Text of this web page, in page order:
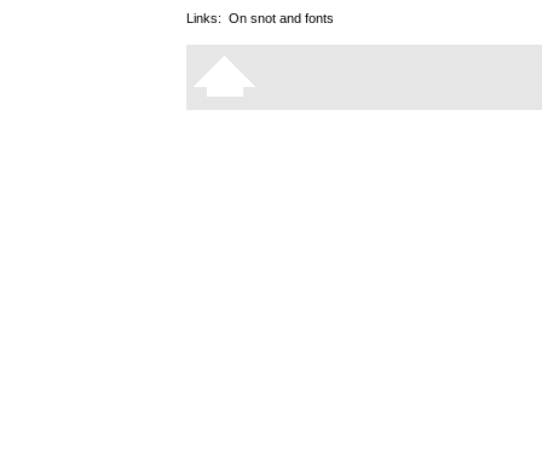
Links: On snot and fonts